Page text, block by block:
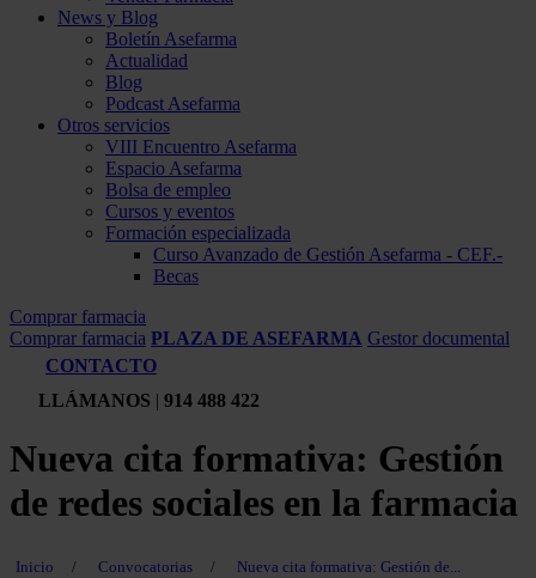
News y Blog
Boletín Asefarma
Actualidad
Blog
Podcast Asefarma
Otros servicios
VIII Encuentro Asefarma
Espacio Asefarma
Bolsa de empleo
Cursos y eventos
Formación especializada
Curso Avanzado de Gestión Asefarma - CEF.-
Becas
Comprar farmacia
Comprar farmacia PLAZA DE ASEFARMA Gestor documental
CONTACTO
LLÁMANOS | 914 488 422
Nueva cita formativa: Gestión
de redes sociales en la farmacia
Inicio / Convocatorias / Nueva cita formativa: Gestión de...